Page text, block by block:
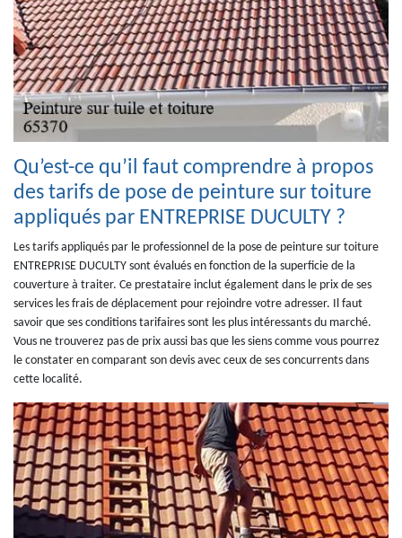
Qu’est-ce qu’il faut comprendre à propos
des tarifs de pose de peinture sur toiture
appliqués par ENTREPRISE DUCULTY ?
Les tarifs appliqués par le professionnel de la pose de peinture sur toiture
ENTREPRISE DUCULTY sont évalués en fonction de la superficie de la
couverture à traiter. Ce prestataire inclut également dans le prix de ses
services les frais de déplacement pour rejoindre votre adresser. Il faut
savoir que ses conditions tarifaires sont les plus intéressants du marché.
Vous ne trouverez pas de prix aussi bas que les siens comme vous pourrez
le constater en comparant son devis avec ceux de ses concurrents dans
cette localité.